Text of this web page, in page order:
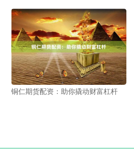
铜仁期货配资：助你撬动财富杠杆